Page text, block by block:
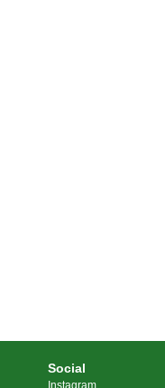
Social
Instagram